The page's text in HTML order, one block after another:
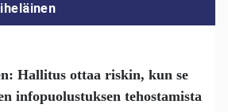
Hallitus ottaa riskin, kun se
infopuolustuksen tehostamista